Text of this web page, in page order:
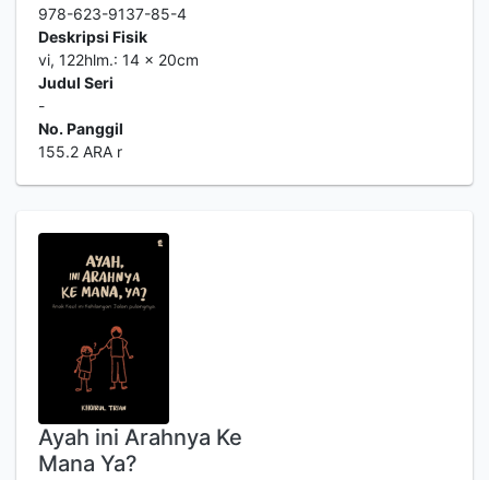
978-623-9137-85-4
Deskripsi Fisik
vi, 122hlm.: 14 x 20cm
Judul Seri
-
No. Panggil
155.2 ARA r
Ayah ini Arahnya Ke
Mana Ya?